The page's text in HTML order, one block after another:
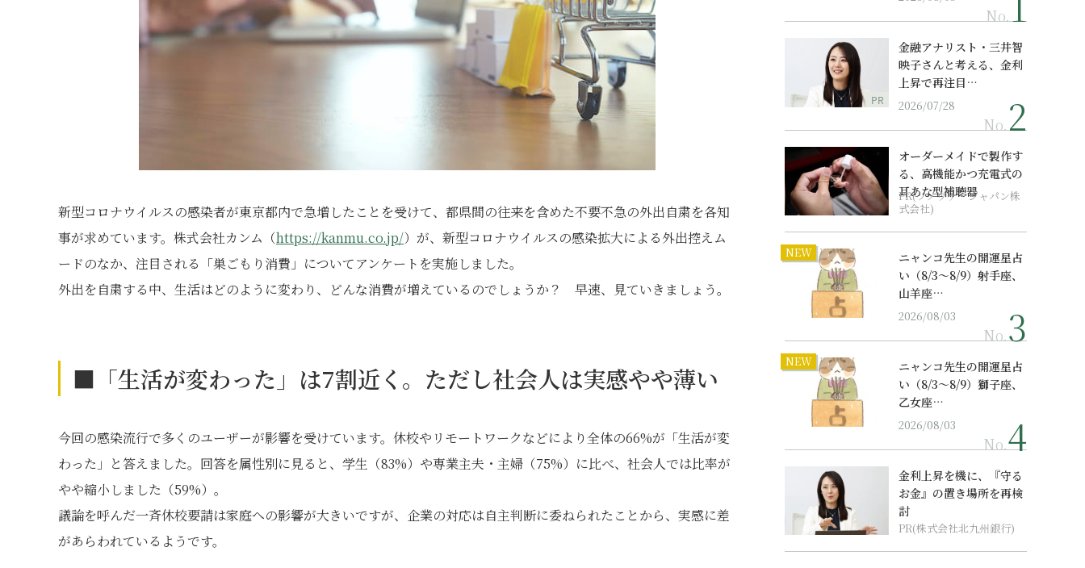
新型コロナウイルスの感染者が東京都内で急増したことを受けて、都県間の往来を含めた不要不急の外出自粛を各知
事が求めています。株式会社カンム（https://kanmu.co.jp/）が、新型コロナウイルスの感染拡大による外出控えム
ードのなか、注目される「巣ごもり消費」についてアンケートを実施しました。
外出を自粛する中、生活はどのように変わり、どんな消費が増えているのでしょうか？ 早速、見ていきましょう。
■「生活が変わった」は7割近く。ただし社会人は実感やや薄い
今回の感染流行で多くのユーザーが影響を受けています。休校やリモートワークなどにより全体の66%が「生活が変
わった」と答えました。回答を属性別に見ると、学生（83%）や専業主夫・主婦（75%）に比べ、社会人では比率が
やや縮小しました（59%）。
議論を呼んだ一斉休校要請は家庭への影響が大きいですが、企業の対応は自主判断に委ねられたことから、実感に差
があらわれているようです。
No.
PR
金融アナリスト・三井智
映子さんと考える、金利
上昇で再注目…
2026/07/28
No.
オーダーメイドで製作す
る、高機能かつ充電式の
耳あな型補聴器
PR(ソノヴァ・ジャパン株
式会社)
NEW
ニャンコ先生の開運星占
い（8/3～8/9）射手座、
山羊座…
2026/08/03
No.
NEW
ニャンコ先生の開運星占
い（8/3～8/9）獅子座、
乙女座…
2026/08/03
No.
金利上昇を機に、『守る
お金』の置き場所を再検
討
PR(株式会社北九州銀行)